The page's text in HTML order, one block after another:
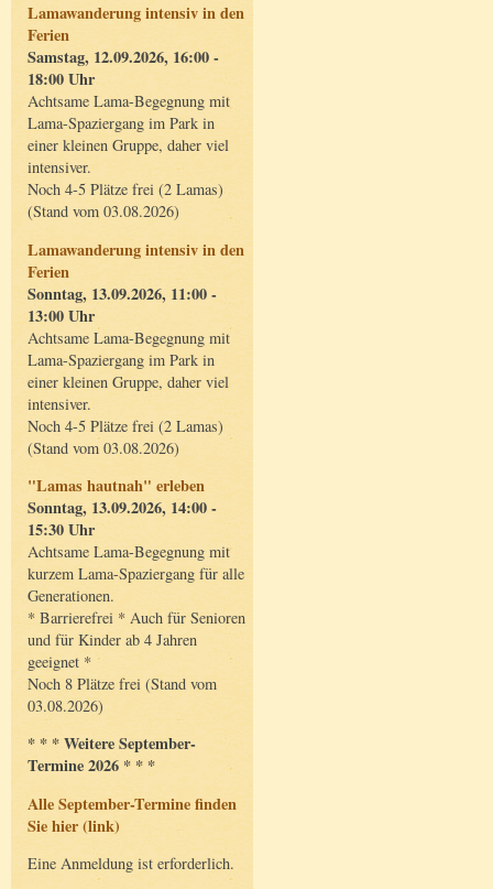
Lamawanderung intensiv in den
Ferien
Samstag, 12.09.2026, 16:00 -
18:00 Uhr
Achtsame Lama-Begegnung mit
Lama-Spaziergang im Park in
einer kleinen Gruppe, daher viel
intensiver.
Noch 4-5 Plätze frei (2 Lamas)
(Stand vom 03.08.2026)
Lamawanderung intensiv in den
Ferien
Sonntag, 13.09.2026, 11:00 -
13:00 Uhr
Achtsame Lama-Begegnung mit
Lama-Spaziergang im Park in
einer kleinen Gruppe, daher viel
intensiver.
Noch 4-5 Plätze frei (2 Lamas)
(Stand vom 03.08.2026)
"Lamas hautnah" erleben
Sonntag, 13.09.2026, 14:00 -
15:30 Uhr
Achtsame Lama-Begegnung mit
kurzem Lama-Spaziergang für alle
Generationen.
* Barrierefrei * Auch für Senioren
und für Kinder ab 4 Jahren
geeignet *
Noch 8 Plätze frei (Stand vom
03.08.2026)
* * * Weitere September-
Termine 2026 * * *
Alle September-Termine finden
Sie hier (link)
Eine Anmeldung ist erforderlich.